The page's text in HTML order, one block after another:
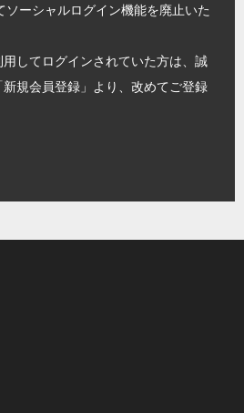
ーシャルログイン機能を廃止いた
してログインされていた方は、誠
規会員登録」より、改めてご登録